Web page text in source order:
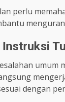
perlu
dengan